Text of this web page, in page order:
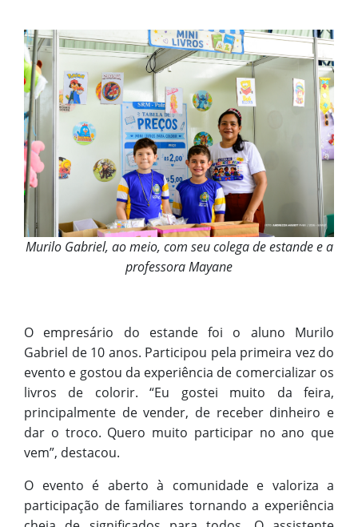
Murilo Gabriel, ao meio, com seu colega de estande e a
professora Mayane
O empresário do estande foi o aluno Murilo
Gabriel de 10 anos. Participou pela primeira vez do
evento e gostou da experiência de comercializar os
livros de colorir. “Eu gostei muito da feira,
principalmente de vender, de receber dinheiro e
dar o troco. Quero muito participar no ano que
vem”, destacou.
O evento é aberto à comunidade e valoriza a
participação de familiares tornando a experiência